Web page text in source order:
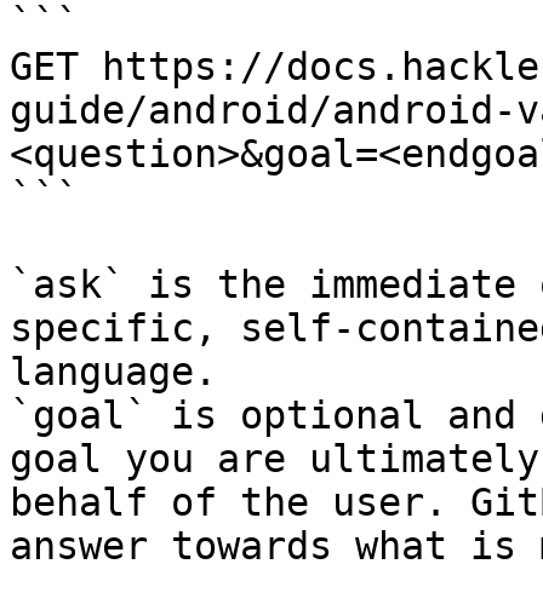
```
GET https://
guide/android/android-
```
`ask` is the
specific, self-
language.
`goal` is optional and
goal you are
behalf of the user.
answer towards what